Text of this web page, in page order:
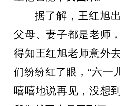
据了解，王红旭
父母、妻子都是老师
得知王红旭老师意外
们纷纷红了眼，“六一
嘻嘻地说再见，没想